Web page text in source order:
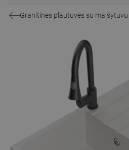
Granitinės plautuvės su maišytuvu